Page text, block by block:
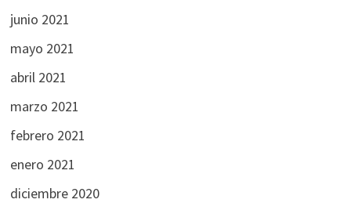
junio 2021
mayo 2021
abril 2021
marzo 2021
febrero 2021
enero 2021
diciembre 2020